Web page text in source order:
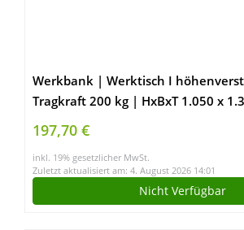
Werkbank | Werktisch I
Tragkraft 200 kg | HxBxT 1.050 x
hochrobust aus
Arbeitstisch | 3,5 cm Starke
197,70 €
inkl. 19% gesetzlicher MwSt.
Zuletzt aktualisiert am: 4. August 2026 14:01
Nicht Verfügbar